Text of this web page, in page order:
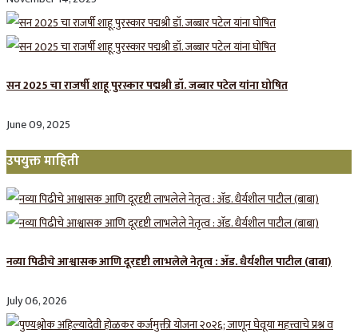
सन 2025 चा राजर्षी शाहू पुरस्कार प‌द्मश्री डॉ. जब्बार पटेल यांना घोषित
June 09, 2025
उपयुक्त माहिती
नव्या पिढीचे आश्वासक आणि दूरदृष्टी लाभलेले नेतृत्व : ॲड. धैर्यशील पाटील (बाबा)
July 06, 2026